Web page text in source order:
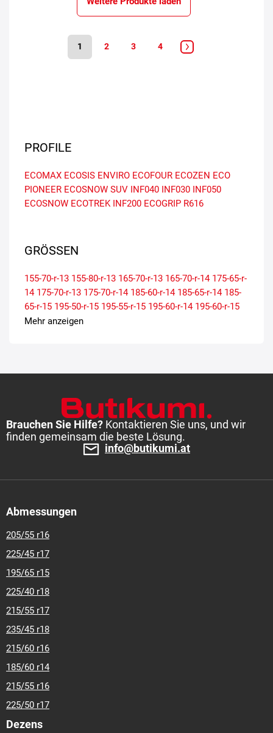
1 2 3 4
PROFILE
ECOMAX ECOSIS ENVIRO ECOFOUR ECOZEN ECO
PIONEER ECOSNOW SUV INF040 INF030 INF050
ECOSNOW ECOTREK INF200 ECOGRIP R616
GRÖSSEN
155-70-r-13 155-80-r-13 165-70-r-13 165-70-r-14 175-65-r-
14 175-70-r-13 175-70-r-14 185-60-r-14 185-65-r-14 185-
65-r-15 195-50-r-15 195-55-r-15 195-60-r-14 195-60-r-15
195-65-r-15 205-55-r-16
Mehr anzeigen
Brauchen Sie Hilfe? Kontaktieren Sie uns, und wir
finden gemeinsam die beste Lösung.
info@butikumi.at
Abmessungen
205/55 r16
225/45 r17
195/65 r15
225/40 r18
215/55 r17
235/45 r18
215/60 r16
185/60 r14
215/55 r16
225/50 r17
Dezens